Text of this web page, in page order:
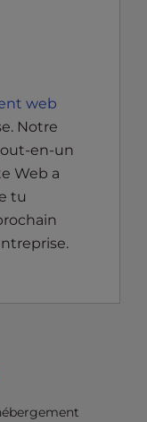
web
Notre
en-un
Web a
tu